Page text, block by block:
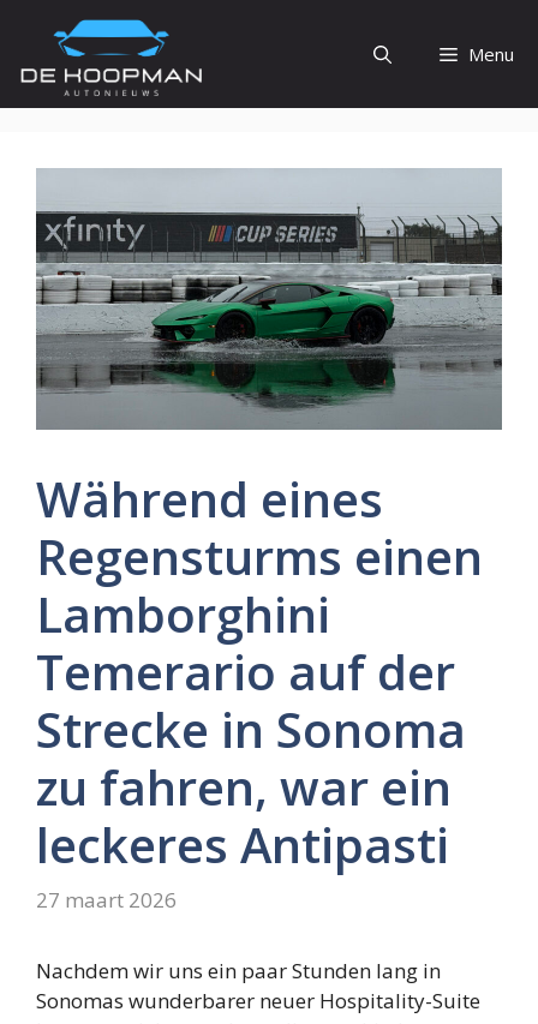
de
inhoud
Menu
Während eines
Regensturms einen
Lamborghini
Temerario auf der
Strecke in Sonoma
zu fahren, war ein
leckeres Antipasti
27 maart 2026
Nachdem wir uns ein paar Stunden lang in
Sonomas wunderbarer neuer Hospitality-Suite